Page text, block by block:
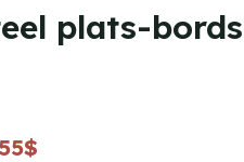
plats-